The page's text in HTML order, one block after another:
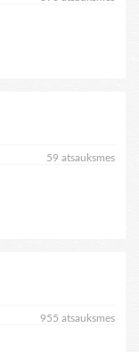
59 atsauksmes
955 atsauksmes